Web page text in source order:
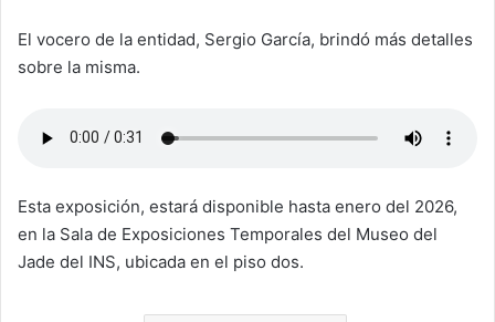
El vocero de la entidad, Sergio García, brindó más detalles
sobre la misma.
Esta exposición, estará disponible hasta enero del 2026,
en la Sala de Exposiciones Temporales del Museo del
Jade del INS, ubicada en el piso dos.